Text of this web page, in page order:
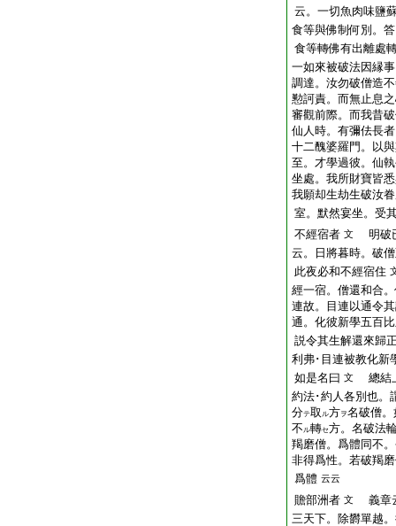
云。一切魚肉味鹽
食等與佛制何別。
食等轉佛有出離處
一如來被破法因縁
調達。汝勿破僧造
懃訶責。而無止息
審觀前際。而我昔
仙人時。有彌佉長
十二醜婆羅門。以
至。才學過彼。仙
坐處。我所財寶皆
我願却生劫生破汝
室。默然宴坐。受
不經宿者 文
明破
云。日將暮時。破
此夜必和不經宿住
經一宿。僧還和合
連故。目連以通令
通。化彼新學五百
説令其生解還來歸
利弗･目連被教化新
如是名曰 文
總結
約法･約人各別也。
分テ取ル方ヲ名破僧
不ル轉セ方。名破法
羯磨僧。爲體同不
非得爲性。若破羯
爲體 云云
贍部洲者 文
義章
三天下。除欝單越